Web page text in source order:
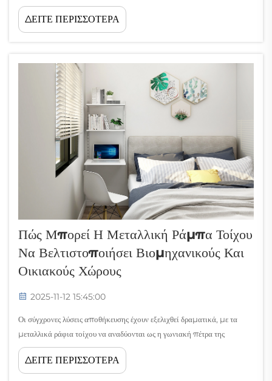
σχεδιασμού. Αυτά τα λειτουργικά στοιχεία εξυπηρετούν διπλή χρήση,
παρέχοντας απαραίτητη αποθήκευση και συμβάλλοντας παράλληλα
ΔΕΙΤΕ ΠΕΡΙΣΣΟΤΕΡΑ
Πώς Μπορεί Η Μεταλλική Ράμπα Τοίχου
Να Βελτιστοποιήσει Βιομηχανικούς Και
Οικιακούς Χώρους
2025-11-12 15:45:00
Οι σύγχρονες λύσεις αποθήκευσης έχουν εξελιχθεί δραματικά, με τα
μεταλλικά ράφια τοίχου να αναδύονται ως η γωνιακή πέτρα της
αποτελεσματικής διαχείρισης του χώρου σε κατοικίες και εμπορικούς
χώρους. Αυτά τα ευέλικτα συστήματα συνδυάζουν ανθεκτικότητα,
ΔΕΙΤΕ ΠΕΡΙΣΣΟΤΕΡΑ